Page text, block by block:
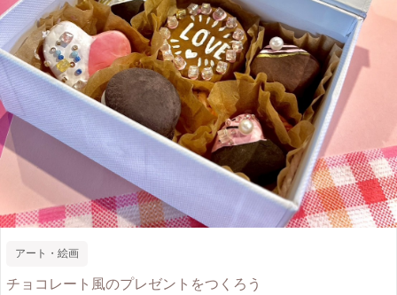
アート・絵画
チョコレート風のプレゼントをつくろう